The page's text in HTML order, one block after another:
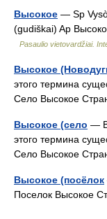
Высокое — Sp
(gudiškai) Ap
Pasaulio vietovardžiai.
Высокое
этого термина
Село Высокое
Высокое (село —
этого термина
Село Высокое
Высокое (посёлок
Поселок Высокое